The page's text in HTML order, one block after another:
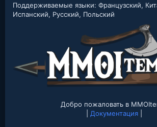
Поддерживаемые языки: Французский,
Испанский, Русский, Польский
Добро пожаловать в
Документация